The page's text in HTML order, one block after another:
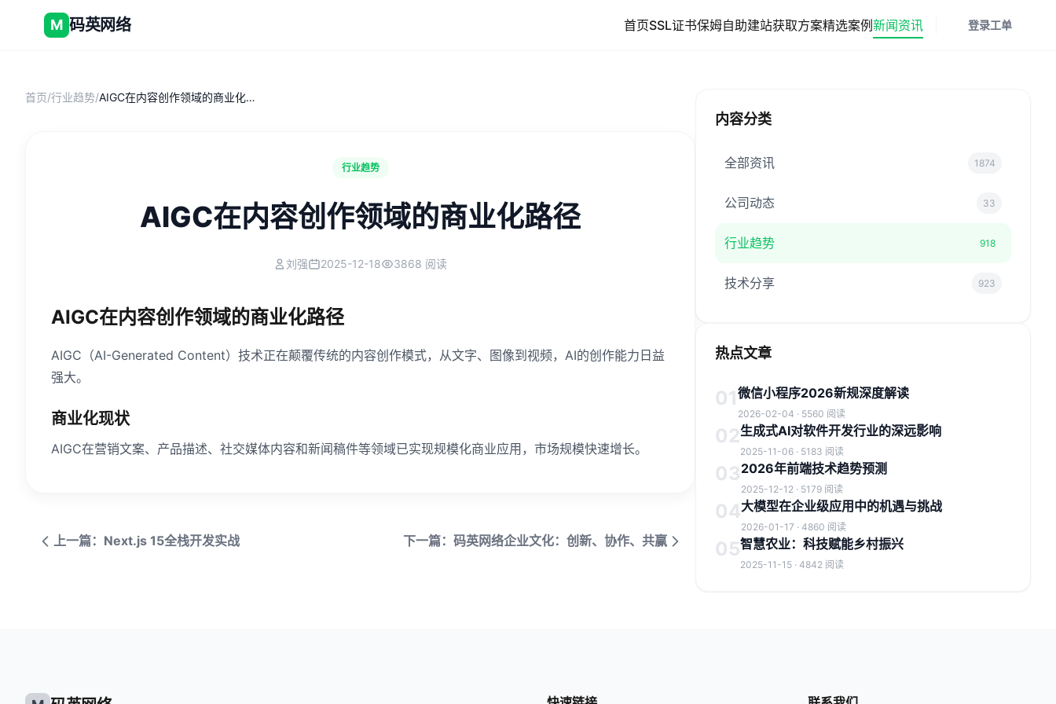
M 码英网络 首页SSL证书保姆自助建站获取方案精选案例新闻资讯 登录工单
首页/行业趋势/ AIGC在内容创作领域的商业化路径
行业趋势
AIGC在内容创作领域的商业化路径
刘强 2025-12-18 3868 阅读
AIGC在内容创作领域的商业化路径
AIGC（AI-Generated Content）技术正在颠覆传统的内容创作模式，从文字、图像到视频，AI的创作能力日益
强大。
商业化现状
AIGC在营销文案、产品描述、社交媒体内容和新闻稿件等领域已实现规模化商业应用，市场规模快速增长。
上一篇：Next.js 15全栈开发实战 下一篇：码英网络企业文化：创新、协作、共赢
内容分类
全部资讯 1874
公司动态 33
行业趋势 918
技术分享 923
热点文章
01微信小程序2026新规深度解读
2026-02-04 · 5560 阅读
02生成式AI对软件开发行业的深远影响
2025-11-06 · 5183 阅读
032026年前端技术趋势预测
2025-12-12 · 5179 阅读
04大模型在企业级应用中的机遇与挑战
2026-01-17 · 4860 阅读
05智慧农业：科技赋能乡村振兴
2025-11-15 · 4842 阅读